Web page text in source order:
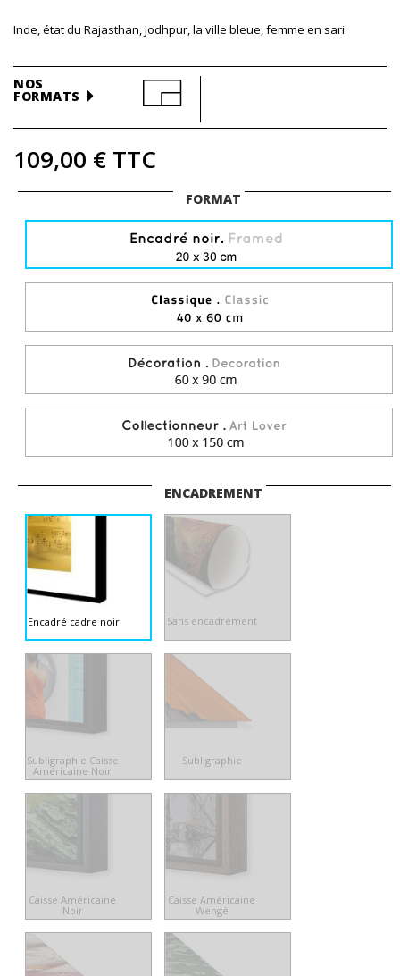
Inde, état du Rajasthan, Jodhpur, la ville bleue, femme en sari
NOS
FORMATS
109,00 € TTC
FORMAT
ENCADREMENT
Encadré cadre noir Sans encadrement
Subligraphie Caisse
Américaine Noir
Subligraphie
Caisse Américaine
Noir
Caisse Américaine
Wengé